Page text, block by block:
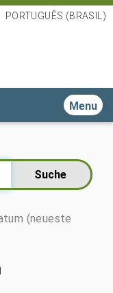
PORTUGUÊS (BRASIL)
Toggle
(neueste